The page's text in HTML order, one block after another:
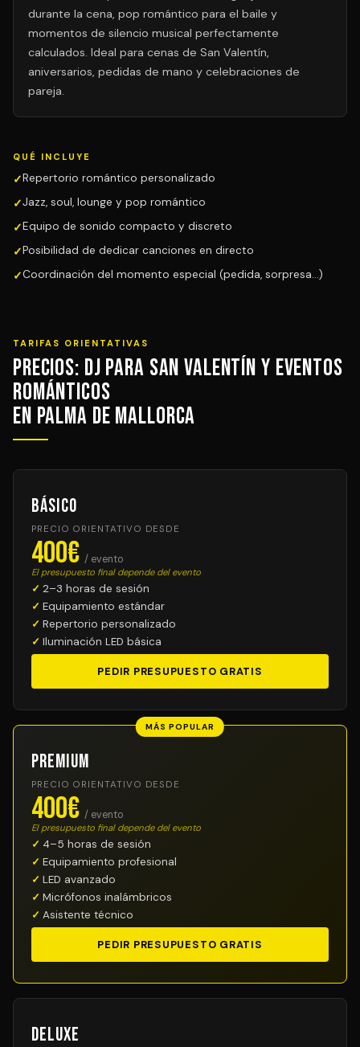
durante la cena, pop romántico para el baile y
momentos de silencio musical perfectamente
calculados. Ideal para cenas de San Valentín,
aniversarios, pedidas de mano y celebraciones de
pareja.
QUÉ INCLUYE
Repertorio romántico personalizado
Jazz, soul, lounge y pop romántico
Equipo de sonido compacto y discreto
Posibilidad de dedicar canciones en directo
Coordinación del momento especial (pedida, sorpresa...)
TARIFAS ORIENTATIVAS
Precios: DJ para San Valentín y Eventos
Románticos
en Palma de Mallorca
Básico
PRECIO ORIENTATIVO DESDE
400€ / evento
El presupuesto final depende del evento
2–3 horas de sesión
Equipamiento estándar
Repertorio personalizado
Iluminación LED básica
PEDIR PRESUPUESTO GRATIS
MÁS POPULAR
Premium
PRECIO ORIENTATIVO DESDE
400€ / evento
El presupuesto final depende del evento
4–5 horas de sesión
Equipamiento profesional
LED avanzado
Micrófonos inalámbricos
Asistente técnico
PEDIR PRESUPUESTO GRATIS
Deluxe